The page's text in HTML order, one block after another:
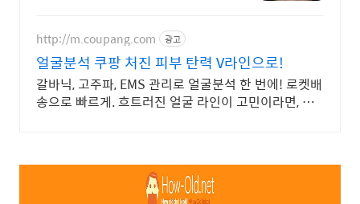
http://m.coupang.com 광고
얼굴분석 쿠팡 처진 피부 탄력 V라인으로!
갈바닉, 고주파, EMS 관리로 얼굴분석 한 번에! 로켓배
송으로 빠르게. 흐트러진 얼굴 라인이 고민이라면, 피